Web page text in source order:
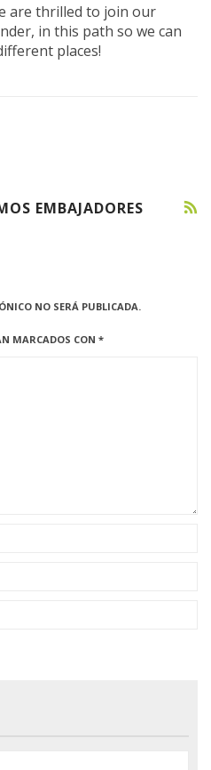
are thrilled to join our
in this path so we can
places!
EMBAJADORES
NO SERÁ PUBLICADA.
MARCADOS CON *